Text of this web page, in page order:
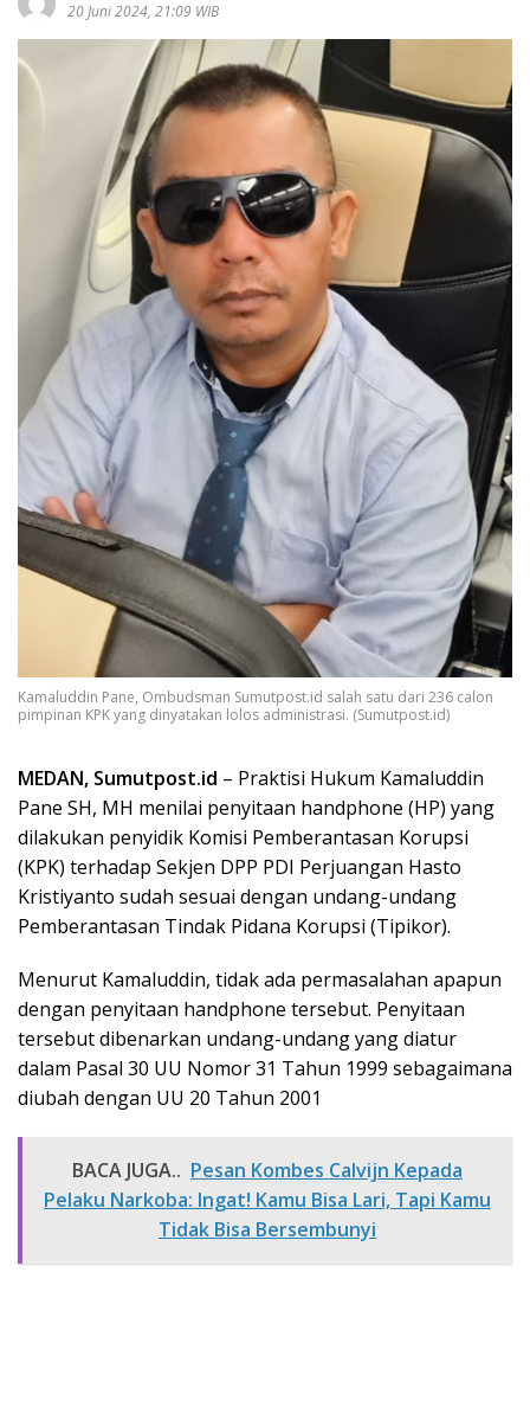
20 Juni 2024, 21:09 WIB
Kamaluddin Pane, Ombudsman Sumutpost.id salah satu dari 236 calon
pimpinan KPK yang dinyatakan lolos administrasi. (Sumutpost.id)
MEDAN, Sumutpost.id – Praktisi Hukum Kamaluddin
Pane SH, MH menilai penyitaan handphone (HP) yang
dilakukan penyidik Komisi Pemberantasan Korupsi
(KPK) terhadap Sekjen DPP PDI Perjuangan Hasto
Kristiyanto sudah sesuai dengan undang-undang
Pemberantasan Tindak Pidana Korupsi (Tipikor).
Menurut Kamaluddin, tidak ada permasalahan apapun
dengan penyitaan handphone tersebut. Penyitaan
tersebut dibenarkan undang-undang yang diatur
dalam Pasal 30 UU Nomor 31 Tahun 1999 sebagaimana
diubah dengan UU 20 Tahun 2001
BACA JUGA.. Pesan Kombes Calvijn Kepada
Pelaku Narkoba: Ingat! Kamu Bisa Lari, Tapi Kamu
Tidak Bisa Bersembunyi